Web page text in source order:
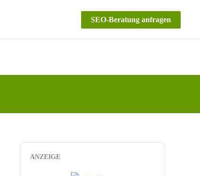
SEO-Beratung anfragen
ANZEIGE